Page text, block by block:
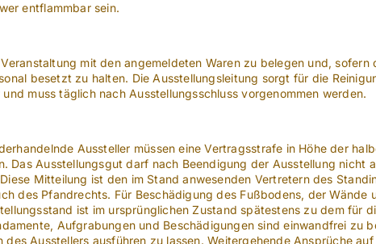
entflammbar sein.
mit den angemeldeten Waren zu belegen und, sofern
besetzt zu halten. Die Ausstellungsleitung sorgt für die
muss täglich nach Ausstellungsschluss vorgenommen werden.
Aussteller müssen eine Vertragsstrafe in Höhe der
Ausstellungsgut darf nach Beendigung der Ausstellung nicht
Mitteilung ist den im Stand anwesenden Vertretern des
des Pfandrechts. Für Beschädigung des Fußbodens, der Wände
ist im ursprünglichen Zustand spätestens zu dem für
Aufgrabungen und Beschädigungen sind einwandfrei zu
Ausstellers ausführen zu lassen. Weitergehende Ansprüche